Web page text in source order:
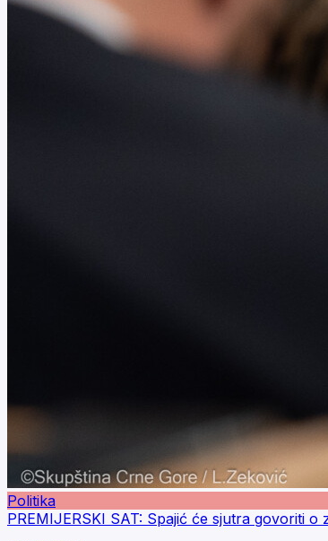
Politika
PREMIJERSKI SAT: Spajić će sjutra govoriti